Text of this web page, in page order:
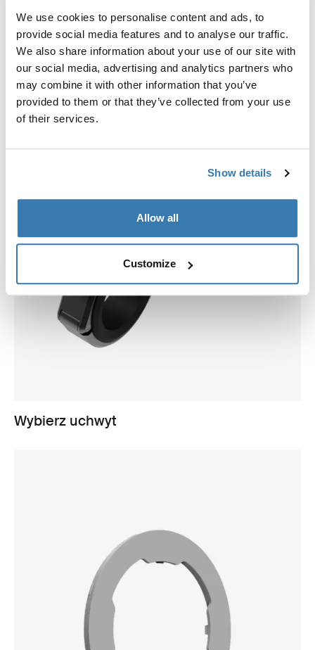
We use cookies to personalise content and ads, to
provide social media features and to analyse our traffic.
We also share information about your use of our site with
our social media, advertising and analytics partners who
may combine it with other information that you’ve
provided to them or that they’ve collected from your use
of their services.
Show details
Allow all
Customize
Wybierz etui
Wybierz uchwyt